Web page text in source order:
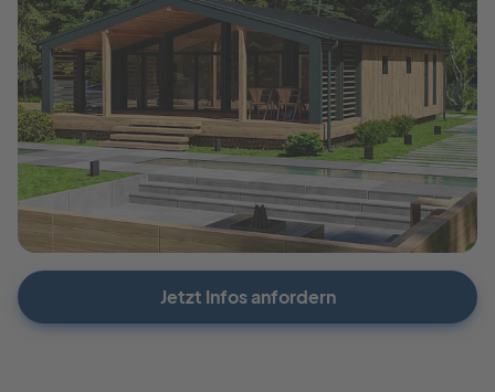
Jetzt Infos anfordern